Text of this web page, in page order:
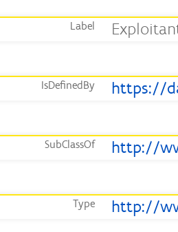
Label
IsDefinedBy
SubClassOf http://
Type http://